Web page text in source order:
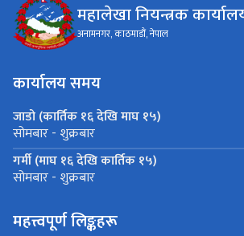
महालेखा नियन्त्रक
अनामनगर, काठमाडौं, नेपाल
कार्यालय समय
जाडो (कार्तिक १६ देखि माघ १५)
सोमबार - शुक्रबार
गर्मी (माघ १६ देखि कार्तिक १५)
सोमबार - शुक्रबार
महत्त्वपूर्ण लिङ्कहरू